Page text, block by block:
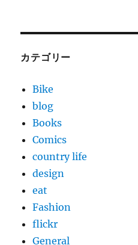
カテゴリー
Bike
blog
Books
Comics
country life
design
eat
Fashion
flickr
General